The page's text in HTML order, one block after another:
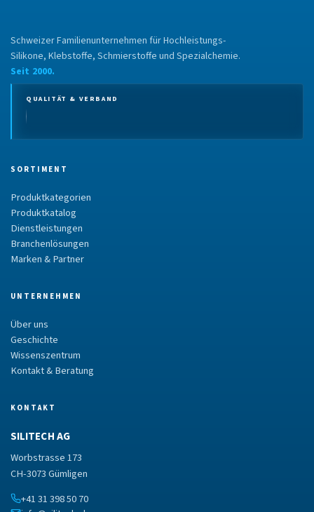
Schweizer Familienunternehmen für Hochleistungs-
Silikone, Klebstoffe, Schmierstoffe und Spezialchemie.
Seit 2000.
QUALITÄT & VERBAND
SORTIMENT
Produktkategorien
Produktkatalog
Dienstleistungen
Branchenlösungen
Marken & Partner
UNTERNEHMEN
Über uns
Geschichte
Wissenszentrum
Kontakt & Beratung
KONTAKT
SILITECH AG
Worbstrasse 173
CH-3073 Gümligen
+41 31 398 50 70